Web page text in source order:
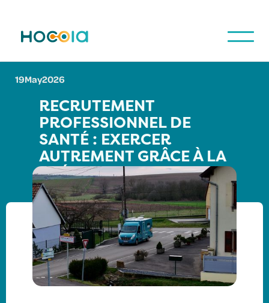
19May2026
RECRUTEMENT
PROFESSIONNEL DE
SANTÉ : EXERCER
AUTREMENT GRÂCE À LA
PRÉVENTION